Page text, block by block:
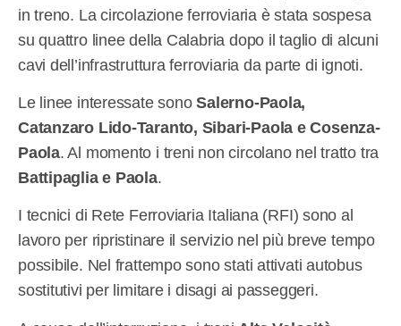
in treno. La circolazione ferroviaria è stata sospesa
su quattro linee della Calabria dopo il taglio di alcuni
cavi dell’infrastruttura ferroviaria da parte di ignoti.
Le linee interessate sonoSalerno-Paola,
Catanzaro Lido-Taranto, Sibari-Paola e Cosenza-
Paola. Al momento i treni non circolano nel tratto tra
Battipaglia e Paola.
I tecnici di Rete Ferroviaria Italiana (RFI) sono al
lavoro per ripristinare il servizio nel più breve tempo
possibile. Nel frattempo sono stati attivati autobus
sostitutivi per limitare i disagi ai passeggeri.